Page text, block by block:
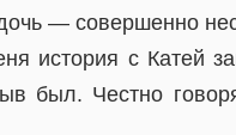
— совершенно
история с Катей
был. Честно